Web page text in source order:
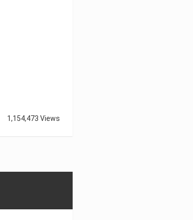
1,154,473 Views